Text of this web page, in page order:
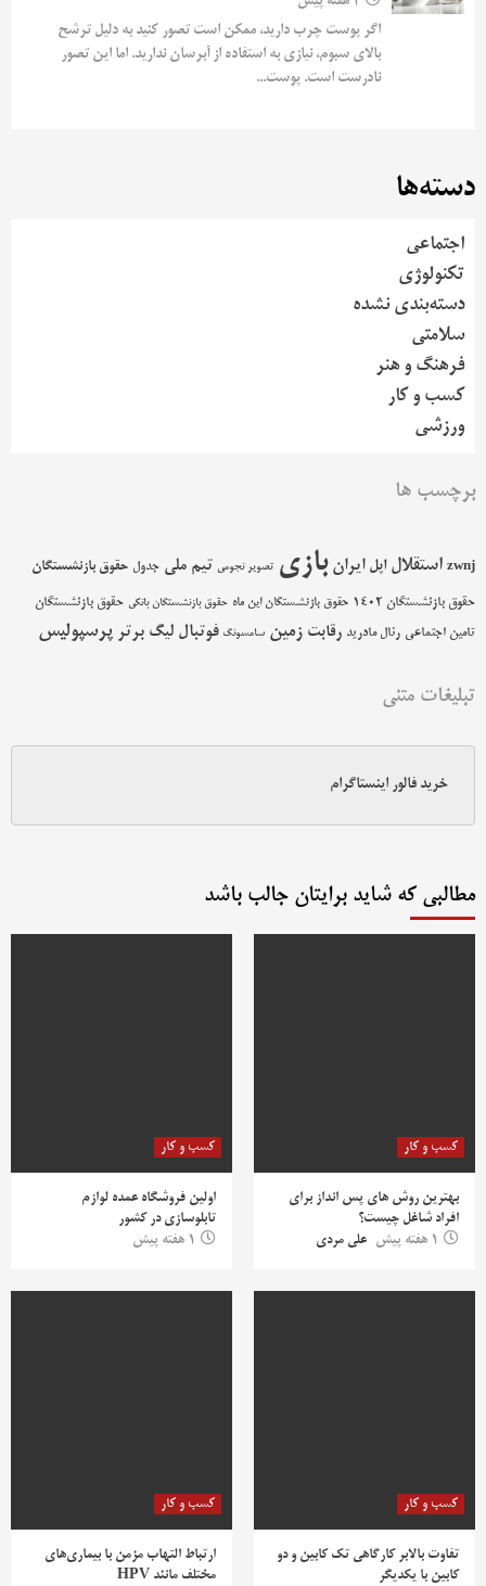
اگر پوست چرب دارید، ممکن است تصور کنید به دلیل ترشح
بالای سبوم، نیازی به استفاده از آبرسان ندارید. اما این تصور
نادرست است. پوست...
دسته‌ها
اجتماعی
تکنولوژی
دسته‌بندی نشده
سلامتی
فرهنگ و هنر
کسب و کار
ورزشی
برچسب ها
zwnj استقلال اپل ایران بازی تصویر نجومی تیم ملی جدول حقوق بازنشستگان
حقوق بازنشستگان 1402 حقوق بازنشستگان این ماه حقوق بازنشستگان بانکی حقوق بازنشستگان
تامین اجتماعی رئال مادرید رقابت زمین سامسونگ فوتبال لیگ برتر پرسپولیس
تبلیغات متنی
خرید فالور اینستاگرام
مطالبی که شاید برایتان جالب باشد
کسب و کار
بهترین روش‌ های پس‌ انداز برای
افراد شاغل چیست؟
1 هفته پیش
علی مردی
کسب و کار
اولین فروشگاه عمده لوازم
تابلوسازی در کشور
1 هفته پیش
کسب و کار
تفاوت بالابر کارگاهی تک کابین و دو
کابین با یکدیگر
کسب و کار
ارتباط التهاب مزمن با بیماری‌های
مختلف مانند HPV